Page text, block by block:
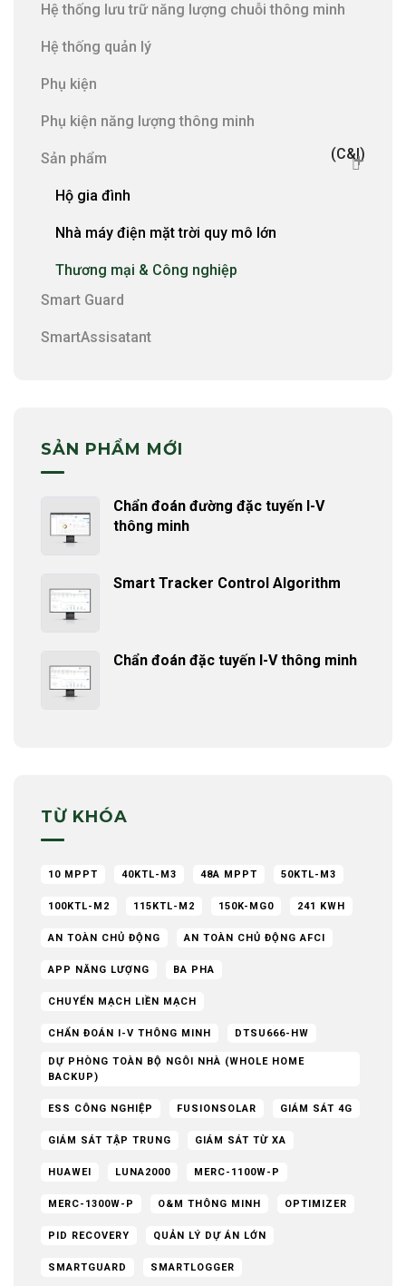
Hệ thống lưu trữ năng lượng chuỗi thông minh
Hệ thống quản lý
Phụ kiện
Phụ kiện năng lượng thông minh
Sản phẩm
Hộ gia đình
Nhà máy điện mặt trời quy mô lớn
Thương mại & Công nghiệp
(C&I)
Smart Guard
SmartAssisatant
SẢN PHẨM MỚI
Chẩn đoán đường đặc tuyến I-V
thông minh
Smart Tracker Control Algorithm
Chẩn đoán đặc tuyến I-V thông minh
TỪ KHÓA
10 MPPT 40KTL-M3 48A MPPT 50KTL-M3
100KTL-M2 115KTL-M2 150K-MG0 241 KWH
AN TOÀN CHỦ ĐỘNG AN TOÀN CHỦ ĐỘNG AFCI
APP NĂNG LƯỢNG BA PHA
CHUYỂN MẠCH LIỀN MẠCH
CHẨN ĐOÁN I-V THÔNG MINH DTSU666-HW
DỰ PHÒNG TOÀN BỘ NGÔI NHÀ (WHOLE HOME
BACKUP)
ESS CÔNG NGHIỆP FUSIONSOLAR GIÁM SÁT 4G
GIÁM SÁT TẬP TRUNG GIÁM SÁT TỪ XA
HUAWEI LUNA2000 MERC-1100W-P
MERC-1300W-P O&M THÔNG MINH OPTIMIZER
PID RECOVERY QUẢN LÝ DỰ ÁN LỚN
SMARTGUARD SMARTLOGGER